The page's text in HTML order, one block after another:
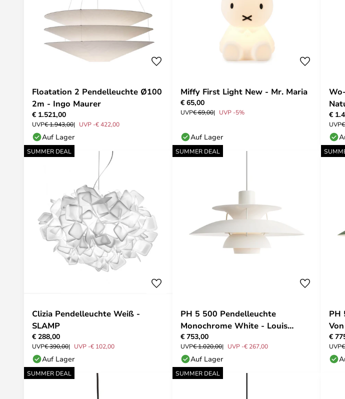
Floatation 2 Pendelleuchte Ø100
2m - Ingo Maurer
€ 1.521,00
UVP€ 1.943,00 UVP -€ 422,00
Auf Lager
Miffy First Light New - Mr. Maria
€ 65,00
UVP€ 69,00 UVP -5%
Auf Lager
€
UVP
SUMMER DEAL
Clizia Pendelleuchte Weiß -
SLAMP
€ 288,00
UVP€ 390,00 UVP -€ 102,00
Auf Lager
SUMMER DEAL
PH 5 500 Pendelleuchte
Monochrome White - Louis
Poulsen
€ 753,00
UVP€ 1.020,00 UVP -€ 267,00
Auf Lager
PH
€
UVP
SUMMER DEAL SUMMER DEAL